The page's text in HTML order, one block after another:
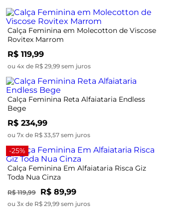
Calça Feminina em Molecotton de Viscose
Rovitex Marrom
R$ 119,99
ou 4x de R$ 29,99 sem juros
Calça Feminina Reta Alfaiataria Endless
Bege
R$ 234,99
ou 7x de R$ 33,57 sem juros
-25%
Calça Feminina Em Alfaiataria Risca Giz
Toda Nua Cinza
R$ 119,99 R$ 89,99
ou 3x de R$ 29,99 sem juros